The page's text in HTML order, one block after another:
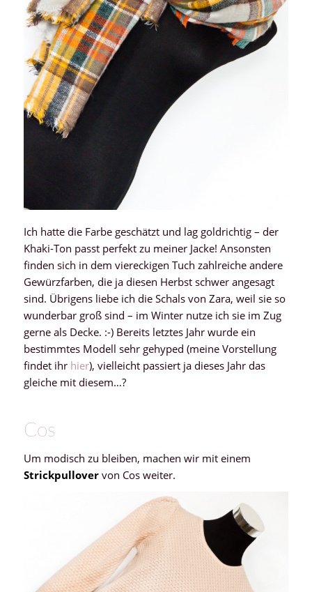
Ich hatte die Farbe geschätzt und lag goldrichtig – der
Khaki-Ton passt perfekt zu meiner Jacke! Ansonsten
finden sich in dem viereckigen Tuch zahlreiche andere
Gewürzfarben, die ja diesen Herbst schwer angesagt
sind. Übrigens liebe ich die Schals von Zara, weil sie so
wunderbar groß sind – im Winter nutze ich sie im Zug
gerne als Decke. :-) Bereits letztes Jahr wurde ein
bestimmtes Modell sehr gehyped (meine Vorstellung
findet ihr hier), vielleicht passiert ja dieses Jahr das
gleiche mit diesem…?
Cos
Um modisch zu bleiben, machen wir mit einem
Strickpullovervon Cos weiter.